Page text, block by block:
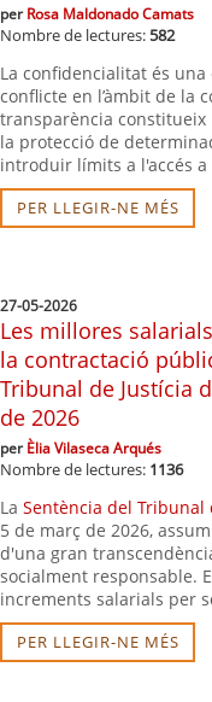
perRosa Maldonado Camats
Nombre de lectures:582
La confidencialitat és
conflicte en l’àmbit de la
transparència constitueix
la protecció de
introduir límits a l'accés
PER LLEGIR-NE MÉS
27-05-2026
Les millores
la contractació
Tribunal de Justícia
de 2026
perÈlia Vilaseca Arqués
Nombre de lectures: 1136
La Sentència del Tribunal
5 de març de 2026,
d'una gran
socialment responsable.
increments salarials per
PER LLEGIR-NE MÉS